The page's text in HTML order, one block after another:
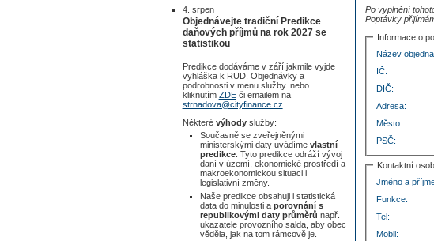
4. srpen
Objednávejte tradiční Predikce
daňových příjmů na rok 2027 se
statistikou
Predikce dodáváme v září jakmile vyjde
vyhláška k RUD. Objednávky a
podrobnosti v menu služby. nebo
kliknutím ZDEči emailem na
strnadova@cityfinance.cz
Některé výhodyslužby:
Současně se zveřejněnými
ministerskými daty uvádíme vlastní
predikce. Tyto predikce odráží vývoj
daní v území, ekonomické prostředí a
makroekonomickou situaci i
legislativní změny.
Naše predikce obsahuji i statistická
data do minulosti a porovnání s
republikovými daty průměrů např.
ukazatele provozního salda, aby obec
věděla, jak na tom rámcově je.
Po vyplnění
Poptávky
Informace o
Název
IČ:
DIČ:
Adresa:
Město:
PSČ:
Kontaktní
Jméno a
Funkce:
Tel:
Mobil: